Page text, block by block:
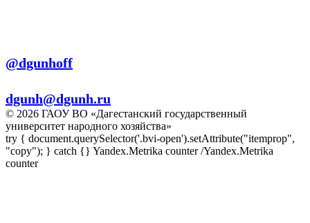
@dgunhoff
dgunh@dgunh.ru
© 2026 ГАОУ ВО «Дагестанский государственный
университет народного хозяйства»
try { document.querySelector('.bvi-open').setAttribute("itemprop",
"copy"); } catch {} Yandex.Metrika counter/Yandex.Metrika
counter